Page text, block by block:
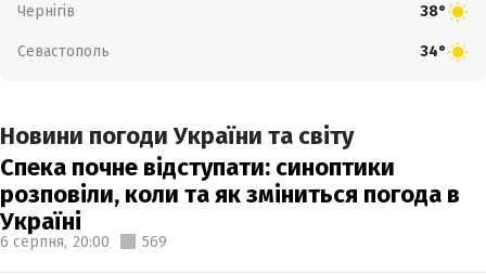
Чернігів 38°
Севастополь 34°
Новини погоди України та світу
Спека почне відступати: синоптики
розповіли, коли та як зміниться погода в
Україні
6 серпня, 20:00 569